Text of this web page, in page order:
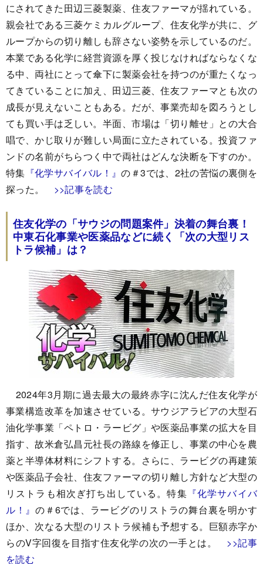
にされてきた田辺三菱製薬、住友ファーマが揺れている。
親会社である三菱ケミカルグループ、住友化学が共に、グ
ループからの切り離しも辞さない姿勢を示しているのだ。
本業である化学に経営資源を厚く投じなければならなくな
る中、両社にとって傘下に製薬会社を持つのが重たくなっ
てきていることに加え、田辺三菱、住友ファーマとも次の
成長が見えないこともある。だが、事業売却を図ろうとし
ても買い手は乏しい。半面、市場は「切り離せ」との大合
唱で、かじ取りが難しい局面に立たされている。投資ファ
ンドの名前がちらつく中で両社はどんな決断を下すのか。
特集 『化学サバイバル！』の＃3では、2社の苦悩の裏側を
探った。 >>記事を読む
住友化学の「サウジの問題案件」決着の舞台裏！
中東石化事業や医薬品などに続く「次の大型リス
トラ候補」は？
2024年3月期に過去最大の最終赤字に沈んだ住友化学が
事業構造改革を加速させている。サウジアラビアの大型石
油化学事業「ペトロ・ラービグ」や医薬品事業の拡大を目
指す、故米倉弘昌元社長の路線を修正し、事業の中心を農
薬と半導体材料にシフトする。さらに、ラービグの再建策
や医薬品子会社、住友ファーマの切り離し方針など大型の
リストラも相次ぎ打ち出している。特集 『化学サバイバ
ル！』の＃6では、ラービグのリストラの舞台裏を明かす
ほか、次なる大型のリストラ候補も予想する。巨額赤字か
らのV字回復を目指す住友化学の次の一手とは。 >>記事
を読む